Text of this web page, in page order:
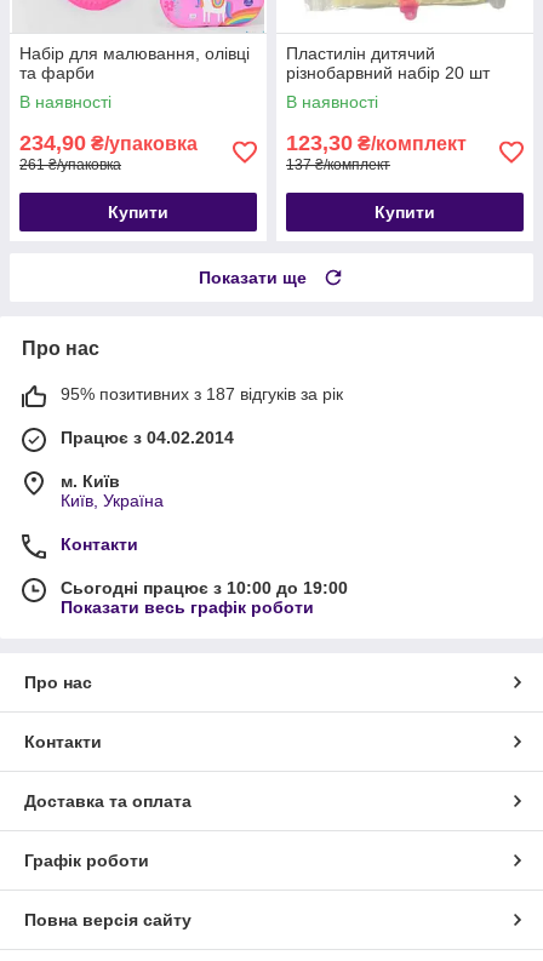
Набір для малювання, олівці
та фарби
В наявності
234,90 ₴/упаковка
261 ₴/упаковка
Купити
Пластилін дитячий
різнобарвний набір 20 шт
В наявності
123,30 ₴/комплект
137 ₴/комплект
Купити
Показати ще
Про нас
95% позитивних з 187 відгуків за рік
Працює з 04.02.2014
м. Київ
Київ, Україна
Контакти
Сьогодні працює з 10:00 до 19:00
Показати весь графік роботи
Про нас
Контакти
Доставка та оплата
Графік роботи
Повна версія сайту